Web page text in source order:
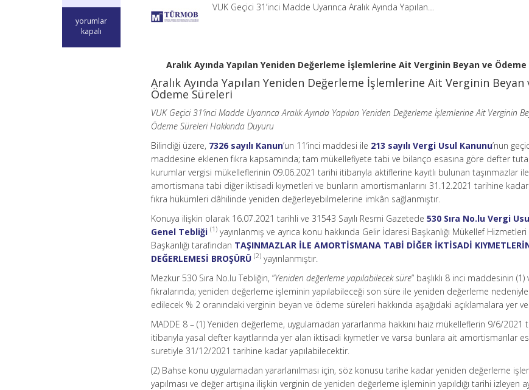
Aralık
Ayında
yorumlar
kapalı
VUK Geçici 31’inci Madde Uyarınca Aralık Ayında Yapılan…
Aralık Ayında Yapılan Yeniden Değerleme İşlemlerine Ait Verginin Beyan ve
Aralık Ayında Yapılan Yeniden Değerleme İşlemlerine Ait Verginin Beyan
Ödeme Süreleri
VUK Geçici 31’inci Madde Uyarınca Aralık Ayında Yapılan Yeniden Değerleme İşlemlerine Ait Verginin
Ödeme Süreleri Hakkında Duyuru
Bilindiği üzere, 7326 sayılı Kanun’un 11’inci maddesi ile 213 sayılı Vergi Usul Kanunu’nun
maddesine eklenen fıkra kapsamında; tam mükellefiyete tabi ve bilanço esasına göre defter
kurumlar vergisi mükelleflerinin 09.06.2021 tarihi itibarıyla aktiflerine kayıtlı bulunan taşınmazlar ile
amortismana tabi diğer iktisadi kıymetleri ve bunların amortismanlarını 31.12.2021 tarihine
fıkra hükümleri dâhilinde yeniden değerleyebilmelerine imkân sağlanmıştır.
Konuya ilişkin olarak 16.07.2021 tarihli ve 31543 Sayılı Resmi Gazetede530 Sıra No.lu Vergi
Genel Tebliği (1) yayınlanmış ve ayrıca konu hakkında Gelir İdaresi Başkanlığı Mükellef
Başkanlığı tarafından TAŞINMAZLAR İLE AMORTİSMANA TABİ DİĞER İKTİSADİ
DEĞERLEMESİ BROŞÜRÜ (2) yayınlanmıştır.
Mezkur 530 Sıra No.lu Tebliğin, “Yeniden değerleme yapılabilecek süre” başlıklı 8 inci maddesinin (1)
fıkralarında; yeniden değerleme işleminin yapılabileceği son süre ile yeniden değerleme
edilecek % 2 oranındaki verginin beyan ve ödeme süreleri hakkında aşağıdaki açıklamalara yer
MADDE 8 – (1) Yeniden değerleme, uygulamadan yararlanma hakkını haiz mükelleflerin 9/6/2021
itibarıyla yasal defter kayıtlarında yer alan iktisadi kıymetler ve varsa bunlara ait amortismanlar
suretiyle 31/12/2021 tarihine kadar yapılabilecektir.
(2) Bahse konu uygulamadan yararlanılması için, söz konusu tarihe kadar yeniden değerleme
yapılması ve değer artışına ilişkin verginin de yeniden değerleme işleminin yapıldığı tarihi izleyen